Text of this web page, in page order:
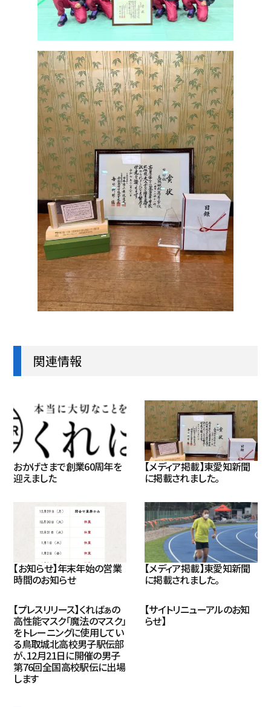
関連情報
おかげさまで創業60周年を
迎えました
【メディア掲載】東愛知新聞
に掲載されました。
【お知らせ】年末年始の営業
時間のお知らせ
【メディア掲載】東愛知新聞
に掲載されました。
【プレスリリース】くればぁの
高性能マスク「魔法のマスク」
をトレーニングに使用してい
る鳥取城北高校男子駅伝部
が、12月21日に開催の男子
第76回全国高校駅伝に出場
します
【サイトリニューアルのお知
らせ】